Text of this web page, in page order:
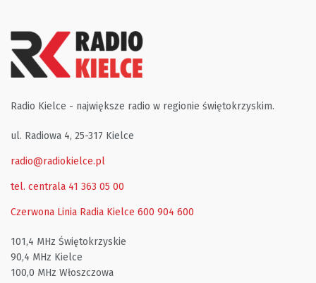
Radio Kielce - największe radio w regionie świętokrzyskim.
ul. Radiowa 4, 25-317 Kielce
radio@radiokielce.pl
tel. centrala 41 363 05 00
Czerwona Linia Radia Kielce 600 904 600
101,4 MHz Świętokrzyskie
90,4 MHz Kielce
100,0 MHz Włoszczowa